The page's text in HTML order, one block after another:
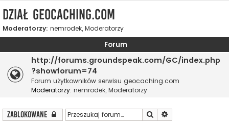
Dział geocaching.com
Moderatorzy: nemrodek, Moderatorzy
Forum
http://forums.groundspeak.com/GC/index.php
?showforum=74
Forum użytkowników serwisu geocaching.com
Moderatorzy: nemrodek, Moderatorzy
Zablokowane Szukaj